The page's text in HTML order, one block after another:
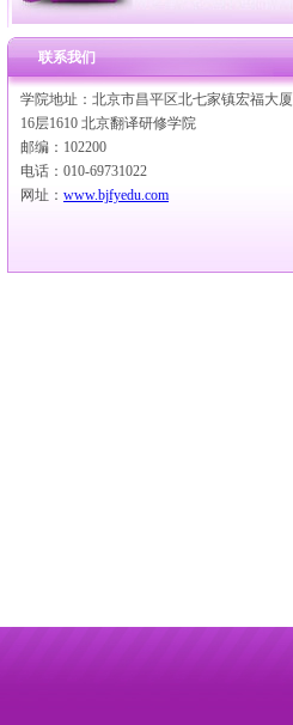
联系我们
学院地址：北京市昌平区北七家镇宏福大厦
16层1610 北京翻译研修学院
邮编：102200
电话：010-69731022
网址： www.bjfyedu.com